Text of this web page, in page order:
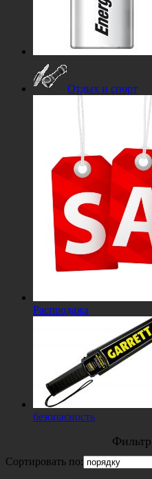
Отдых и спорт
Распродажа
безопасность
Сортировать по: